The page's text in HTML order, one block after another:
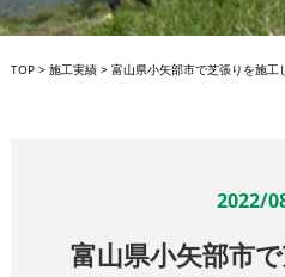
TOP> 施工実績> 富山県小矢部市で芝張りを施工
2022/
富山県小矢部市